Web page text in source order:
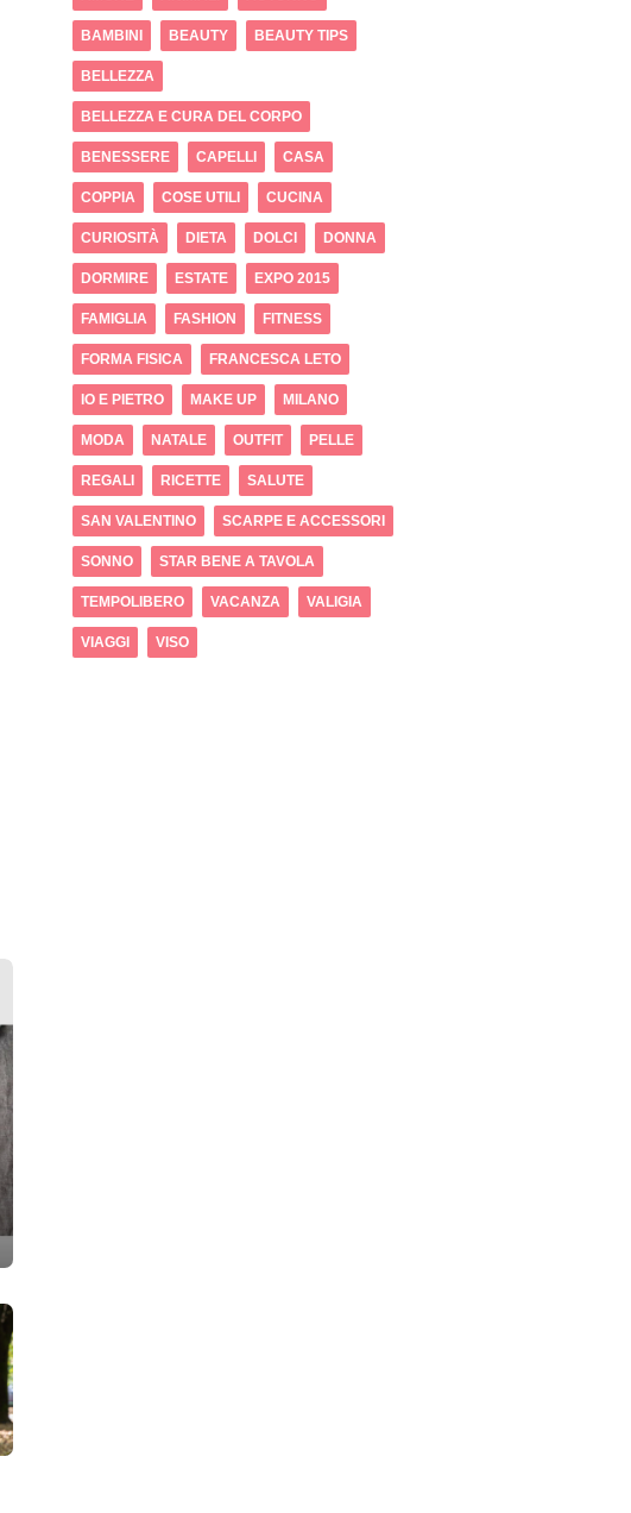
BAMBINI BEAUTY BEAUTY TIPS
BELLEZZA
BELLEZZA E CURA DEL CORPO
BENESSERE CAPELLI CASA
COPPIA COSE UTILI CUCINA
CURIOSITÀ DIETA DOLCI DONNA
DORMIRE ESTATE EXPO 2015
FAMIGLIA FASHION FITNESS
FORMA FISICA FRANCESCA LETO
IO E PIETRO MAKE UP MILANO
MODA NATALE OUTFIT PELLE
REGALI RICETTE SALUTE
SAN VALENTINO SCARPE E ACCESSORI
SONNO STAR BENE A TAVOLA
TEMPOLIBERO VACANZA VALIGIA
VIAGGI VISO